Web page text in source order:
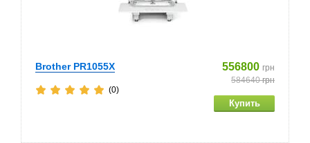
Brother PR1055X 556800 грн
584640грн
(0)